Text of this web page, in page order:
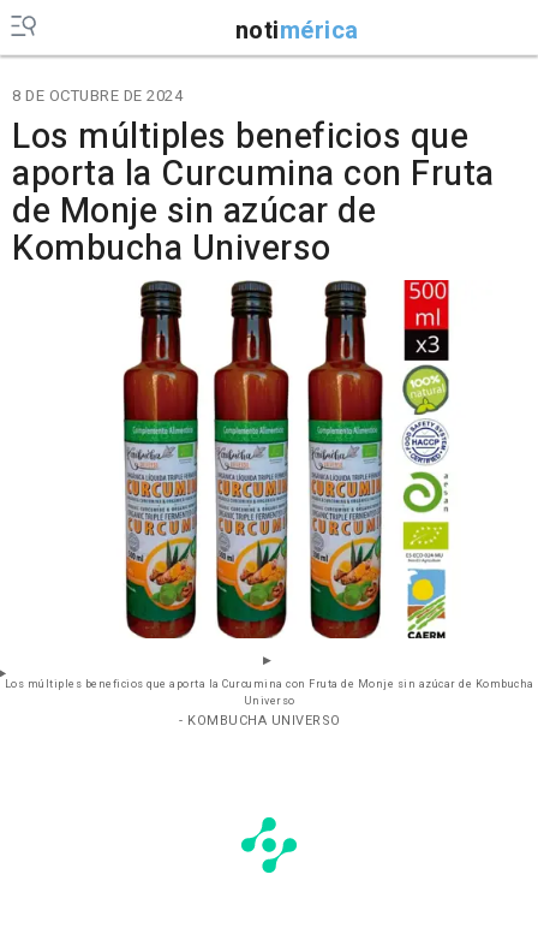
notimérica
8 DE OCTUBRE DE 2024
Los múltiples beneficios que
aporta la Curcumina con Fruta
de Monje sin azúcar de
Kombucha Universo
Los múltiples beneficios que aporta la Curcumina con Fruta de Monje sin azúcar de Kombucha
Universo
- KOMBUCHA UNIVERSO